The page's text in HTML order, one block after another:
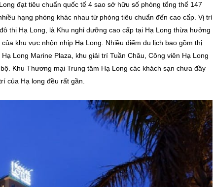
đạt tiêu chuẩn quốc tế 4 sao sở hữu số phòng tổng thể 147
hạng phòng khác nhau từ phòng tiêu chuẩn đến cao cấp. Vị trí
thị Hạ Long, là Khu nghỉ dưỡng cao cấp tại Hạ Long thừa hưởng
khu vực nhộn nhịp Hạ Long. Nhiều điểm du lịch bao gồm thị
Long Marine Plaza, khu giải trí Tuần Châu, Công viên Hạ Long
Khu Thương mại Trung tâm Hạ Long các khách sạn chưa đầy
của Hạ long đều rất gần.